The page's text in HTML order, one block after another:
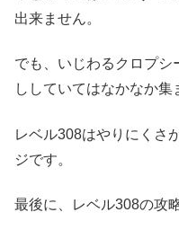
出来ません。
でも、いじわるクロプシ
ししていてはなかなか集
レベル308はやりにくさ
ジです。
最後に、レベル308の攻